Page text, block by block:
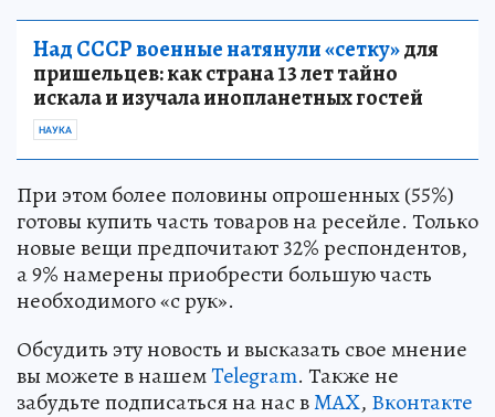
Над СССР военные натянули «сетку»для
пришельцев: как страна 13 лет тайно
искала и изучала инопланетных гостей
НАУКА
При этом более половины опрошенных (55%)
готовы купить часть товаров на ресейле. Только
новые вещи предпочитают 32% респондентов,
а 9% намерены приобрести большую часть
необходимого «с рук».
Обсудить эту новость и высказать свое мнение
вы можете в нашемTelegram. Также не
забудьте подписаться на нас вMAX, Вконтакте